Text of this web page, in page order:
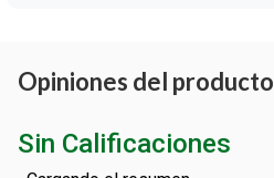
Opiniones del producto
Sin Calificaciones